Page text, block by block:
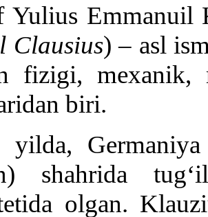
Yulius Emmanuil
Clausius) – asl
fizigi, mexanik,
biri.
shahrida
olgan.